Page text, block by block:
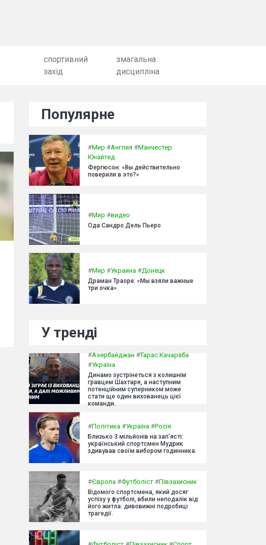
спортивний
захід
змагальна
дисципліна
Популярне
#Мир #Англия #Манчестер
Юнайтед
Фергюсон: «Вы действительно
поверили в это?»
#Мир #видео
Ода Сандро Дель Пьеро
#Мир #Украина #Донецк
Драман Траоре: «Мы взяли важные
три очка»
У тренді
#Азербайджан #Тарас Качараба
#Україна
Динамо зустрінеться з колишнім
гравцем Шахтаря, а наступним
потенційним суперником може
стати ще один вихованець цієї
команди.
#Політика #Україна #Росія
Близько 3 мільйонів на зап'ясті:
український спортсмен Мудрик
здивував своїм вибором годинника.
#Європа #Футболіст #Півзахисник
Відомого спортсмена, який досяг
успіху у футболі, вбили неподалік від
його житла: дивовижні подробиці
трагедії.